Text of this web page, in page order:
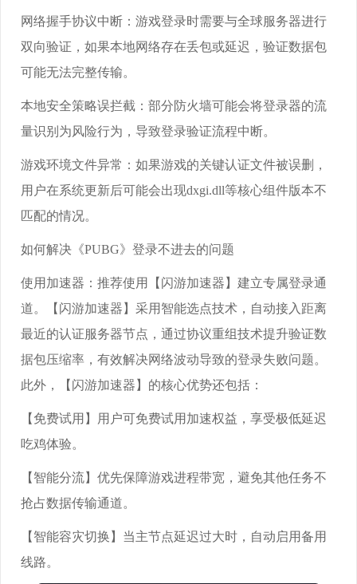
网络握手协议中断：游戏登录时需要与全球服务器进行
双向验证，如果本地网络存在丢包或延迟，验证数据包
可能无法完整传输。
本地安全策略误拦截：部分防火墙可能会将登录器的流
量识别为风险行为，导致登录验证流程中断。
游戏环境文件异常：如果游戏的关键认证文件被误删，
用户在系统更新后可能会出现dxgi.dll等核心组件版本不
匹配的情况。
如何解决《PUBG》登录不进去的问题
使用加速器：推荐使用【闪游加速器】建立专属登录通
道。【闪游加速器】采用智能选点技术，自动接入距离
最近的认证服务器节点，通过协议重组技术提升验证数
据包压缩率，有效解决网络波动导致的登录失败问题。
此外，【闪游加速器】的核心优势还包括：
【免费试用】用户可免费试用加速权益，享受极低延迟
吃鸡体验。
【智能分流】优先保障游戏进程带宽，避免其他任务不
抢占数据传输通道。
【智能容灾切换】当主节点延迟过大时，自动启用备用
线路。